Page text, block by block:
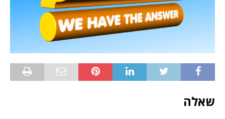
שאלה